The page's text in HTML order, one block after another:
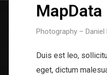
MapData
Photography – Daniel
Duis est leo,
eget, dictum